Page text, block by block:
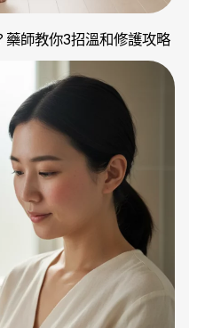
師教你3招溫和修護攻略